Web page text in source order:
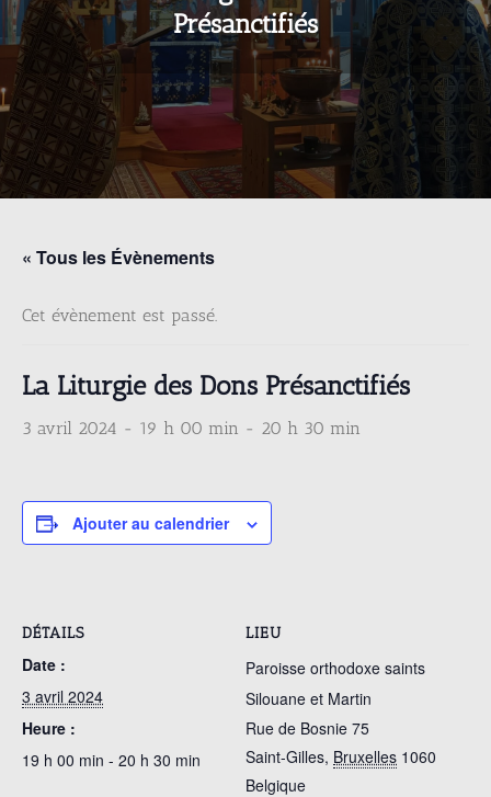
Présanctifiés
« Tous les Évènements
Cet évènement est passé.
La Liturgie des Dons Présanctifiés
3 avril 2024 - 19 h 00 min - 20 h 30 min
Ajouter au calendrier
DÉTAILS
Date :
3 avril 2024
Heure :
19 h 00 min - 20 h 30 min
LIEU
Paroisse orthodoxe saints
Silouane et Martin
Rue de Bosnie 75
Saint-Gilles, Bruxelles 1060
Belgique